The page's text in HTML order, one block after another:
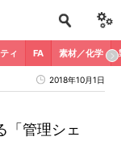
ィ FA 素材／化学
2018年10月1日
「管理シェ